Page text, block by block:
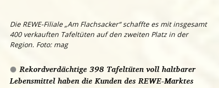
Die REWE-Filiale „Am Flachsacker“ schaffte es mit insgesamt
400 verkauften Tafeltüten auf den zweiten Platz in der
Region. Foto: mag
Rekordverdächtige 398 Tafeltüten voll haltbarer
Lebensmittel haben die Kunden des REWE-Marktes